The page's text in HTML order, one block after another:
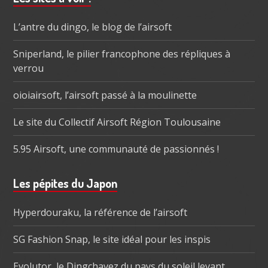
subsidiaire
L’antre du dingo, le blog de l’airsoft
Sniperland, le pilier francophone des répliques à
verrou
oioiairsoft, l’airsoft passé à la moulinette
Le site du Collectif Airsoft Région Toulousaine
5.95 Airsoft, une communauté de passionnés !
Les pépites du Japon
Hyperdouraku, la référence de l’airsoft
SG Fashion Snap, le site idéal pour les inspis